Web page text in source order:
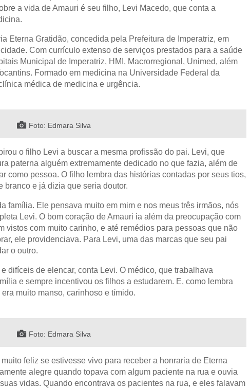
a vida de Amauri é seu filho, Levi Macedo, que conta a
Eterna Gratidão, concedida pela Prefeitura de Imperatriz, em
Com currículo extenso de serviços prestados para a saúde
Municipal de Imperatriz, HMI, Macrorregional, Unimed, além
Formado em medicina na Universidade Federal da
médica de medicina e urgência.
Foto: Edmara Silva
o filho Levi a buscar a mesma profissão do pai. Levi, que
paterna alguém extremamente dedicado no que fazia, além de
como pessoa. O filho lembra das histórias contadas por seus tios,
branco e já dizia que seria doutor.
família. Ele pensava muito em mim e nos meus três irmãos, nós
Levi. O bom coração de Amauri ia além da preocupação com
vistos com muito carinho, e até remédios para pessoas que não
ele providenciava. Para Levi, uma das marcas que seu pai
o outro.
difíceis de elencar, conta Levi. O médico, que trabalhava
e sempre incentivou os filhos a estudarem. E, como lembra
muito manso, carinhoso e tímido.
Foto: Edmara Silva
feliz se estivesse vivo para receber a honraria de Eterna
alegre quando topava com algum paciente na rua e ouvia
vidas. Quando encontrava os pacientes na rua, e eles falavam